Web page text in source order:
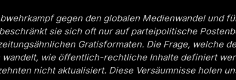
gegen den globalen Medienwandel und
sie sich oft nur auf parteipolitische
Gratisformaten. Die Frage, welche
wie öffentlich-rechtliche Inhalte definiert
nicht aktualisiert. Diese Versäumnisse holen